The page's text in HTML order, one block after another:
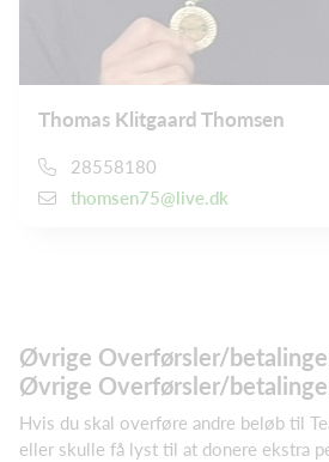
Thomas Klitgaard Thomsen
28558180
thomsen75@live.dk
Øvrige Overførsler/
Øvrige Overførsler/
Hvis du skal overføre andre beløb til
eller skulle få lyst til at donere ekstra